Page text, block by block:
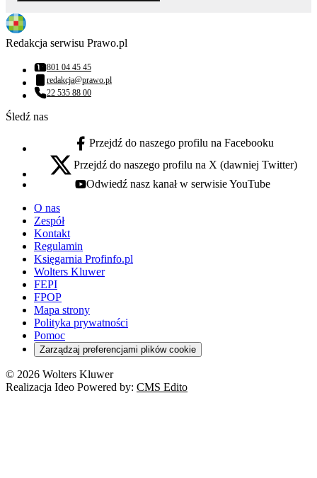
Redakcja serwisu Prawo.pl
Numer telefonu:
801 04 45 45
Adres email:
redakcja@prawo.pl
Numer telefonu:
22 535 88 00
Śledź nas
facebook - otwiera się w nowej karcie
Przejdź do naszego profilu na Facebooku
x - otwiera się w nowej karcie
Przejdź do naszego profilu na X (dawniej Twitter)
youtube - otwiera się w nowej karcie
Odwiedź nasz kanał w serwisie YouTube
O nas
Zespół
Kontakt
Regulamin
Księgarnia Profinfo.pl
Wolters Kluwer
FEPI
FPOP
Mapa strony
Polityka prywatności
Pomoc
Zarządzaj preferencjami plików cookie
© 2026 Wolters Kluwer
Realizacja Ideo Powered by: CMS Edito